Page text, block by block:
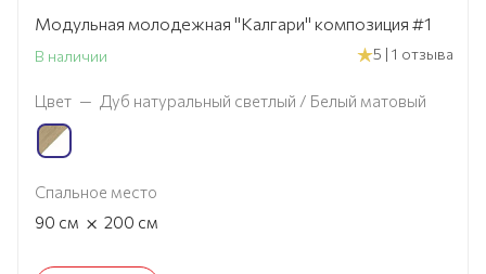
Модульная молодежная "Калгари" композиция #1
В наличии 5 | 1 отзыва
Цвет — Дуб натуральный светлый / Белый матовый
Спальное место
90 см × 200 см